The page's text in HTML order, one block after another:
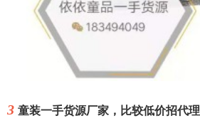
3 童装一手货源厂家，比较低价招代理